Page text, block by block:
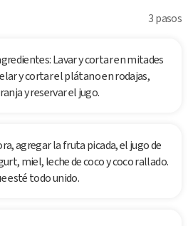
3 pasos
Lavar y cortar en mitades
y cortar el plátano en rodajas,
y reservar el jugo.
agregar la fruta picada, el jugo de
miel, leche de coco y coco rallado.
esté todo unido.